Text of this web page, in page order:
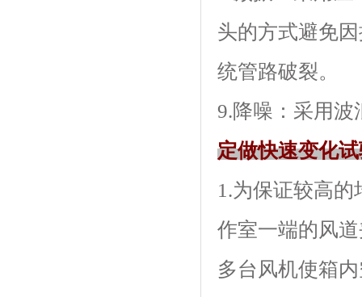
头的方式避免因
统管路破裂。
9.降噪：采用
定做快速变化
1.为保证较高的
作室一端的风道夹
多台风机使箱内